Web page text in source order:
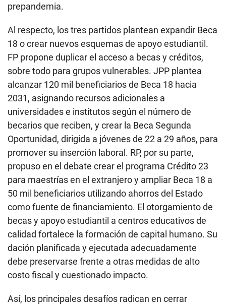
prepandemia.
Al respecto, los tres partidos plantean expandir Beca
18 o crear nuevos esquemas de apoyo estudiantil.
FP propone duplicar el acceso a becas y créditos,
sobre todo para grupos vulnerables. JPP plantea
alcanzar 120 mil beneficiarios de Beca 18 hacia
2031, asignando recursos adicionales a
universidades e institutos según el número de
becarios que reciben, y crear la Beca Segunda
Oportunidad, dirigida a jóvenes de 22 a 29 años, para
promover su inserción laboral. RP, por su parte,
propuso en el debate crear el programa Crédito 23
para maestrías en el extranjero y ampliar Beca 18 a
50 mil beneficiarios utilizando ahorros del Estado
como fuente de financiamiento. El otorgamiento de
becas y apoyo estudiantil a centros educativos de
calidad fortalece la formación de capital humano. Su
dación planificada y ejecutada adecuadamente
debe preservarse frente a otras medidas de alto
costo fiscal y cuestionado impacto.
Así, los principales desafíos radican en cerrar